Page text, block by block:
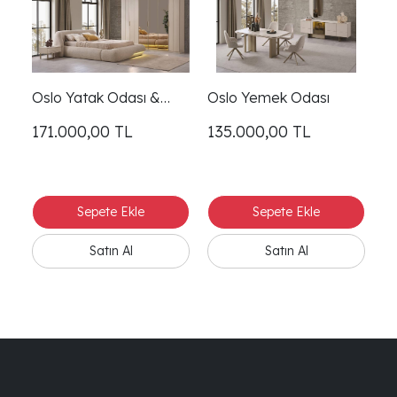
Oslo Yatak Odası &
171.000,00 TL
Oslo Yemek Odası
135.000,00 TL